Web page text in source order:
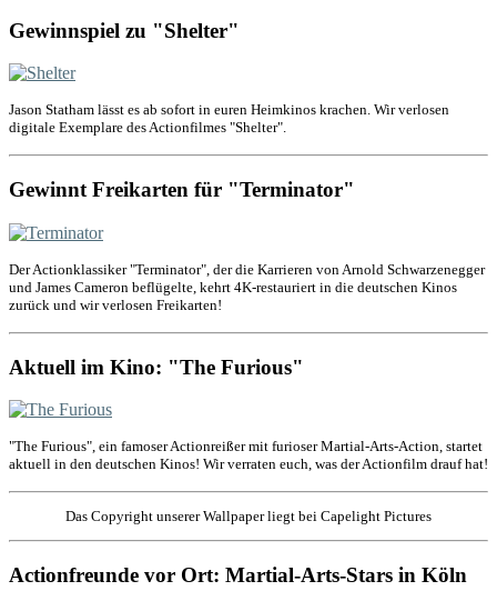
Gewinnspiel zu "Shelter"
Jason Statham lässt es ab sofort in euren Heimkinos krachen. Wir verlosen
digitale Exemplare des Actionfilmes "Shelter".
Gewinnt Freikarten für "Terminator"
Der Actionklassiker "Terminator", der die Karrieren von Arnold Schwarzenegger
und James Cameron beflügelte, kehrt 4K-restauriert in die deutschen Kinos
zurück und wir verlosen Freikarten!
Aktuell im Kino: "The Furious"
"The Furious", ein famoser Actionreißer mit furioser Martial-Arts-Action, startet
aktuell in den deutschen Kinos! Wir verraten euch, was der Actionfilm drauf hat!
Das Copyright unserer Wallpaper liegt bei Capelight Pictures
Actionfreunde vor Ort: Martial-Arts-Stars in Köln